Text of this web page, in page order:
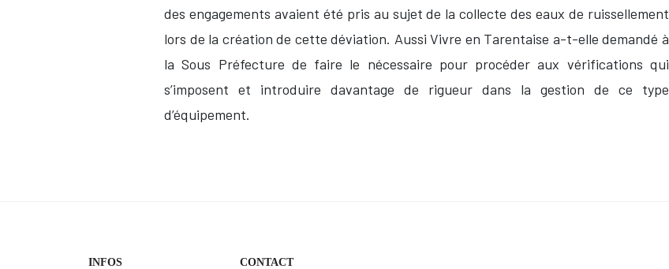
des engagements avaient été pris au sujet de la collecte des eaux de ruissellement
lors de la création de cette déviation. Aussi Vivre en Tarentaise a-t-elle demandé à
la Sous Préfecture de faire le nécessaire pour procéder aux vérifications qui
s’imposent et introduire davantage de rigueur dans la gestion de ce type
d’équipement.
INFOS CONTACT